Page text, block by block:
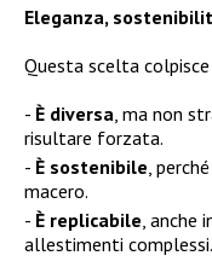
Eleganza,
Questa scelta
È diversa , ma non
risultare forzata.
È sostenibile ,
macero.
È replicabile ,
allestimenti complessi.